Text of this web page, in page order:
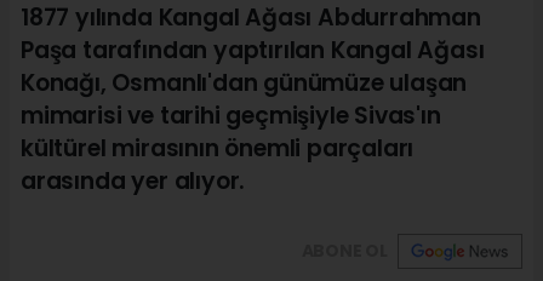
1877 yılında Kangal Ağası Abdurrahman
Paşa tarafından yaptırılan Kangal Ağası
Konağı, Osmanlı'dan günümüze ulaşan
mimarisi ve tarihi geçmişiyle Sivas'ın
kültürel mirasının önemli parçaları
arasında yer alıyor.